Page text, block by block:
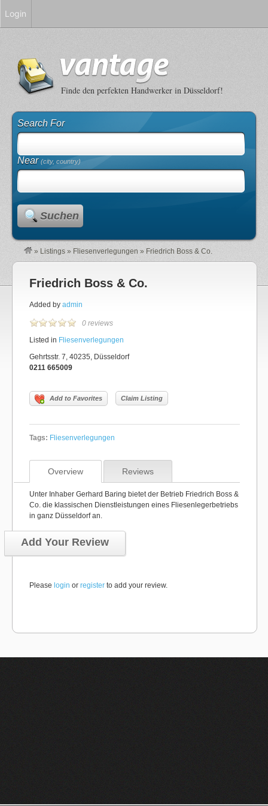
Finde den perfekten Handwerker in Düsseldorf!
Search For
Near(city, country)
Suchen
» Listings » Fliesenverlegungen » Friedrich Boss & Co.
Friedrich Boss & Co.
Added by admin
0 reviews
Listed in Fliesenverlegungen
Gehrtsstr. 7, 40235, Düsseldorf
0211 665009
Add to Favorites Claim Listing
Tags: Fliesenverlegungen
Overview Reviews
Unter Inhaber Gerhard Baring bietet der Betrieb Friedrich Boss &
Co. die klassischen Dienstleistungen eines Fliesenlegerbetriebs
in ganz Düsseldorf an.
Add Your Review
Please login or register to add your review.
Login